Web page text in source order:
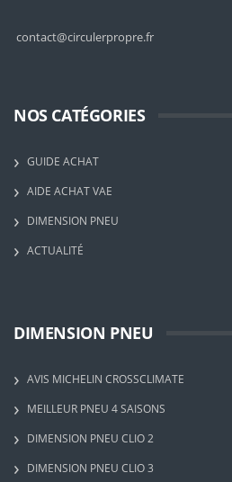
contact@circulerpropre.fr
NOS CATÉGORIES
GUIDE ACHAT
AIDE ACHAT VAE
DIMENSION PNEU
ACTUALITÉ
DIMENSION PNEU
AVIS MICHELIN CROSSCLIMATE
MEILLEUR PNEU 4 SAISONS
DIMENSION PNEU CLIO 2
DIMENSION PNEU CLIO 3